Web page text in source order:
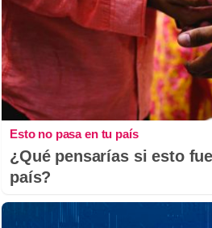
Esto no pasa en tu país
¿Qué pensarías si esto
país?